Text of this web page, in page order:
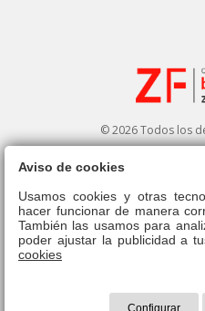
© 2026 Todos los
Aviso legal|Política de privacidad
Derecho de
Aviso de cookies
Usamos cookies y otras
hacer funcionar de manera
También las usamos para
poder ajustar la publicidad a
cookies
Configurar